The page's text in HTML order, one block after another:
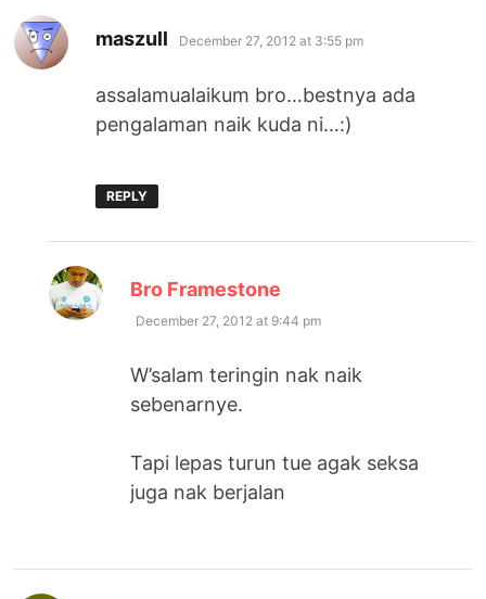
maszull says:
December 27, 2012 at 3:55 pm
assalamualaikum bro…bestnya ada
pengalaman naik kuda ni…:)
REPLY
Bro Framestone
December 27, 2012 at 9:44 pm
W’salam teringin nak naik
sebenarnye.
Tapi lepas turun tue agak seksa
juga nak berjalan